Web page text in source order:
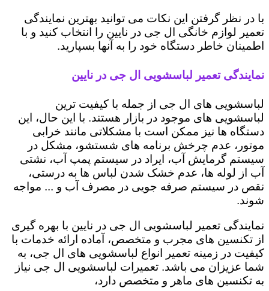
با در نظر گرفتن این نکات می توانید بهترین نمایندگی
تعمیر لوازم خانگی ال جی در نایین را انتخاب کنید و با
اطمینان خاطر دستگاه خود را به آنها بسپارید.
نمایندگی تعمیر لباسشویی ال جی در نایین
لباسشویی های ال جی از جمله با کیفیت ترین
لباسشویی های موجود در بازار هستند. با این حال، این
دستگاه ها نیز ممکن است با مشکلاتی مانند خرابی
موتور، عدم چرخش برنامه های شستشو، مشکل در
سیستم گرمایش آب، ایراد در سیستم پمپ آب، نشتی
آب از لوله ها، عدم خشک شدن لباس ها به درستی،
نقص در سیستم صرفه جویی در مصرف آب و ... مواجه
شوند.
نمایندگی تعمیر لباسشویی ال جی در نایین با بهره گیری
از تکنسین های مجرب و متخصص، آماده ارائه خدمات با
کیفیت در زمینه تعمیر انواع لباسشویی های ال جی، به
شما عزیزان می باشد. تعمیرات لباسشویی ال جی نیاز
به تکنسین های ماهر و متخصص دارد،